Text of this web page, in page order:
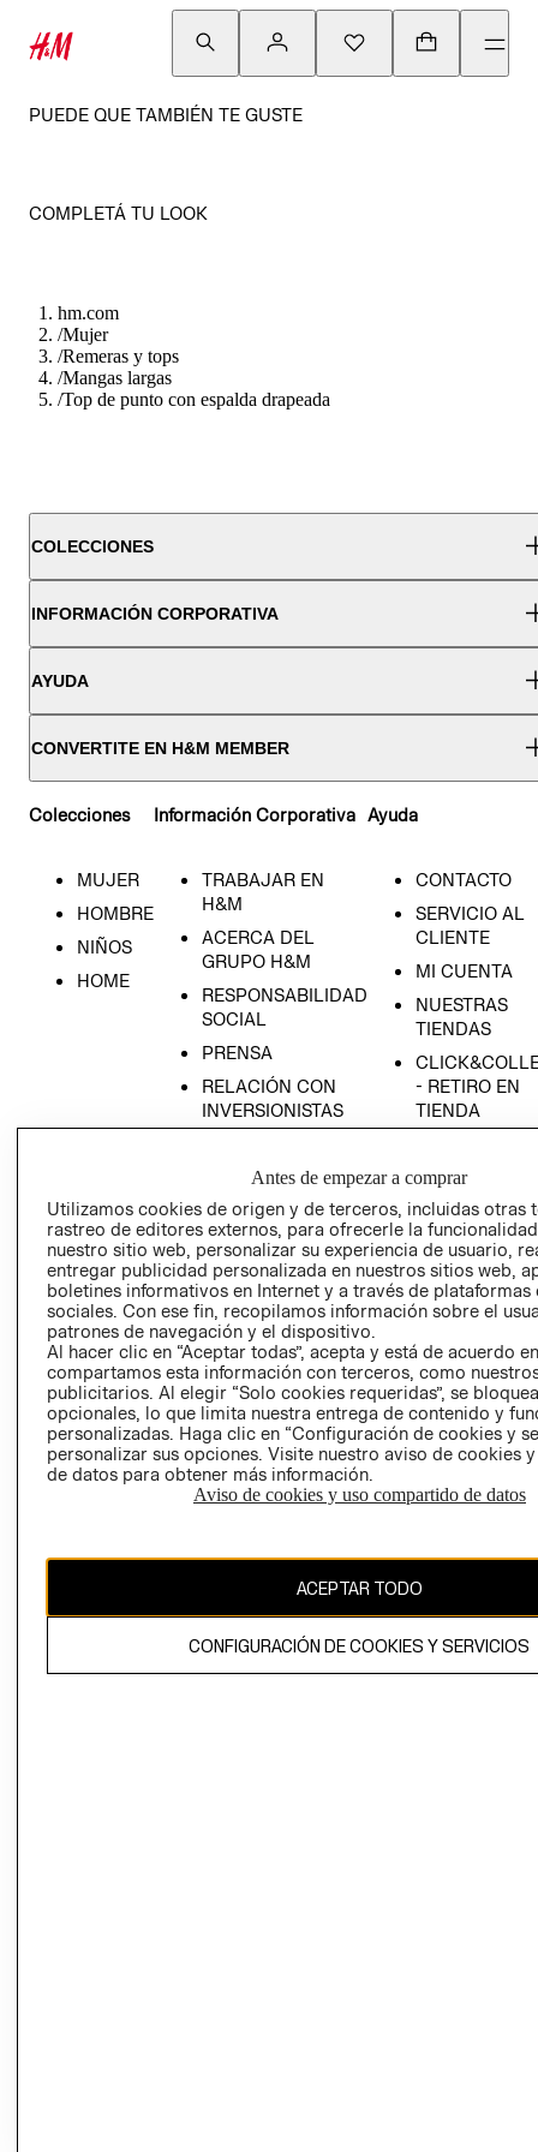
PUEDE QUE TAMBIÉN TE GUSTE
COMPLETÁ TU LOOK
hm.com
/Mujer
/Remeras y tops
/Mangas largas
/Top de punto con espalda drapeada
COLECCIONES
INFORMACIÓN CORPORATIVA
AYUDA
CONVERTITE EN H&M MEMBER
Colecciones
MUJER
HOMBRE
NIÑOS
HOME
Información Corporativa
TRABAJAR EN
H&M
ACERCA DEL
GRUPO H&M
RESPONSABILIDAD
SOCIAL
PRENSA
RELACIÓN CON
INVERSIONISTAS
EMPRESARIAL
Ayuda
CONTACTO
SERVICIO AL
CLIENTE
MI CUENTA
NUESTRAS
TIENDAS
- RETIRO EN
TIENDA
AVISO DE
PRIVACIDAD
GIFT CARD
AVISO DE
COOKIES
Uruguay ($U)
El contenido de esta página web está protegido por copyright y es
propiedad de H&M Hennes & Mauritz AB.
Antes de empezar a comprar
Utilizamos cookies de origen y de terceros, incluidas otras
rastreo de editores externos, para ofrecerle la
nuestro sitio web, personalizar su experiencia de usuario,
entregar publicidad personalizada en nuestros sitios web,
boletines informativos en Internet y a través de plataformas
sociales. Con ese fin, recopilamos información sobre el
patrones de navegación y el dispositivo.
Al hacer clic en “Aceptar todas”, acepta y está de acuerdo
compartamos esta información con terceros, como
publicitarios. Al elegir “Solo cookies requeridas”, se
opcionales, lo que limita nuestra entrega de contenido y
personalizadas. Haga clic en “Configuración de cookies y
personalizar sus opciones. Visite nuestro aviso de cookies
de datos para obtener más información.
Aviso de cookies y uso compartido de datos
ACEPTAR TODO
CONFIGURACIÓN DE COOKIES Y SERVICIOS